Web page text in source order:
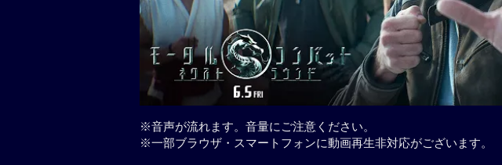
※音声が流れます。音量にご注意ください。
※一部ブラウザ・スマートフォンに動画再生非対応がございます。